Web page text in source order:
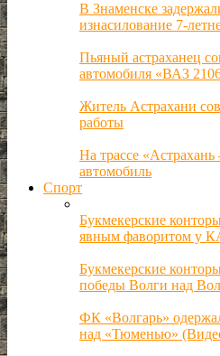
В Знаменске
изнасилование 7-
Пьяный астраханец
автомобиля «ВАЗ
Житель Астрахани
работы
На трассе
автомобиль
Спорт
Букмекерские
явным фаворитом у
Букмекерские
победы Волги над
ФК «Волгарь»
над «Тюменью»